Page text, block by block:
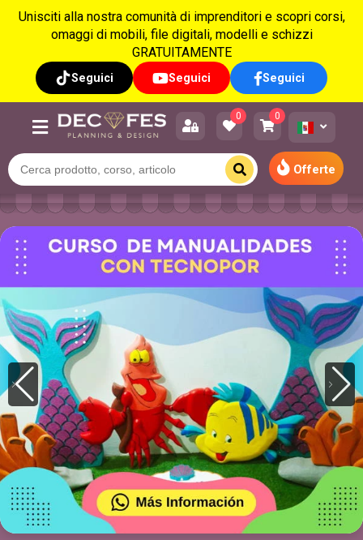
Unisciti alla nostra comunità di imprenditori e scopri corsi,
omaggi di mobili, file digitali, modelli e schizzi
GRATUITAMENTE
Seguici Seguici Seguici
0 0
Offerte